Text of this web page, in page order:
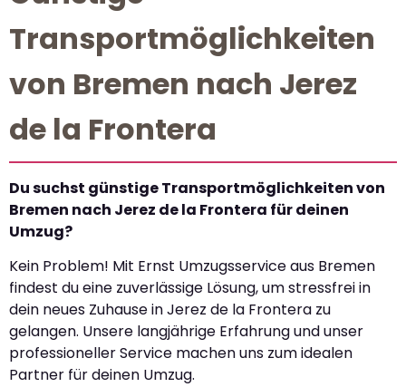
Transportmöglichkeiten
von Bremen nach Jerez
de la Frontera
Du suchst günstige Transportmöglichkeiten von
Bremen nach Jerez de la Frontera für deinen
Umzug?
Kein Problem! Mit Ernst Umzugsservice aus Bremen
findest du eine zuverlässige Lösung, um stressfrei in
dein neues Zuhause in Jerez de la Frontera zu
gelangen. Unsere langjährige Erfahrung und unser
professioneller Service machen uns zum idealen
Partner für deinen Umzug.